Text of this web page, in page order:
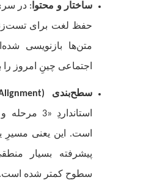
ساختار و محتوا: در سری
حفظ لغت برای تست‌زنی
متن‌ها بازنویسی
اجتماعی چینِ امروز را
سطح‌بندی (Level Alignment)
است. این یعنی مسیرِ
پیشرفته بسیار
سطوح کمتر شده است.